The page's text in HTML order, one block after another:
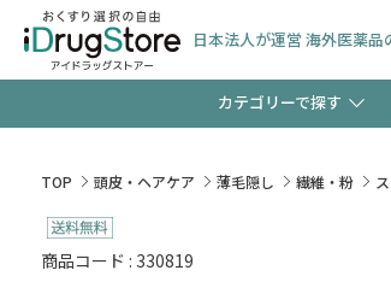
日本法人が運営 海外医薬
カテゴリーで探す
【週
TOP 頭皮・ヘアケア 薄毛隠し 繊維・粉
商品コード : 330819